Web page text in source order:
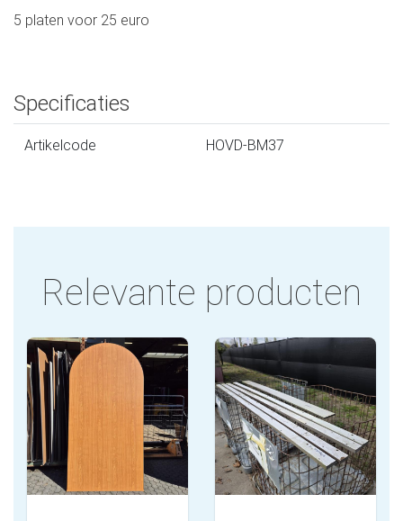
5 platen voor 25 euro
Specificaties
Artikelcode HOVD-BM37
Relevante producten